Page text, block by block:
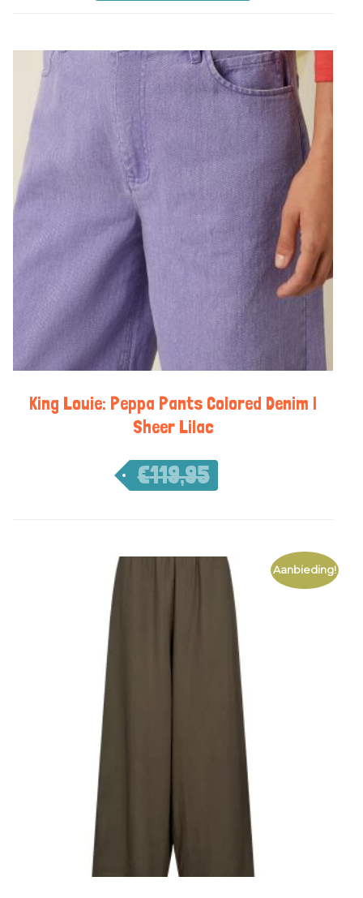
King Louie: Peppa Pants Colored Denim |
Sheer Lilac
€119,95
Aanbieding!